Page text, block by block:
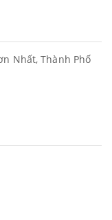
Nhất, Thành Phố